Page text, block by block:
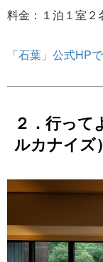
料金：１泊１室２
「石葉」公式HP
２．行って
ルカナイズ